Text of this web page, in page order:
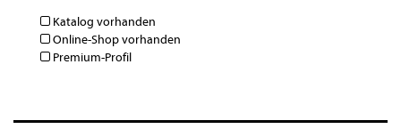
Katalog vorhanden
Online-Shop vorhanden
Premium-Profil